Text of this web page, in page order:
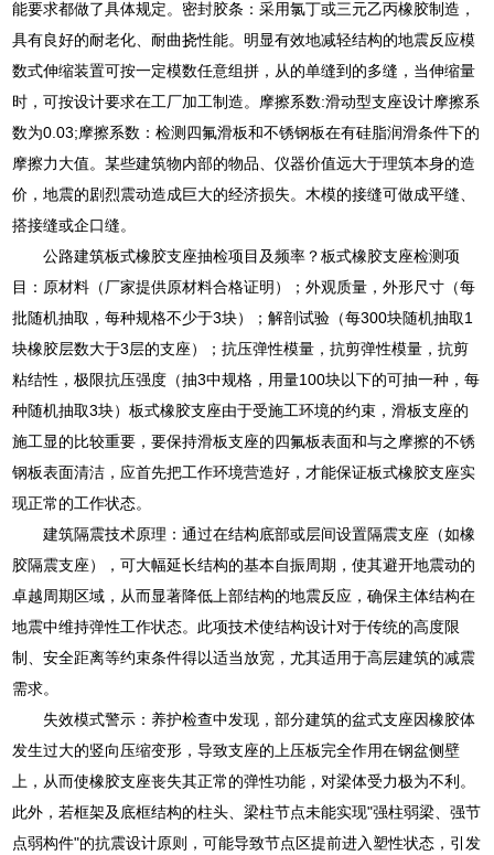
能要求都做了具体规定。密封胶条：采用氯丁或三元乙丙橡胶制造，
具有良好的耐老化、耐曲挠性能。明显有效地减轻结构的地震反应模
数式伸缩装置可按一定模数任意组拼，从的单缝到的多缝，当伸缩量
时，可按设计要求在工厂加工制造。摩擦系数:滑动型支座设计摩擦系
数为0.03;摩擦系数：检测四氟滑板和不锈钢板在有硅脂润滑条件下的
摩擦力大值。某些建筑物内部的物品、仪器价值远大于理筑本身的造
价，地震的剧烈震动造成巨大的经济损失。木模的接缝可做成平缝、
搭接缝或企口缝。
公路建筑板式橡胶支座抽检项目及频率？板式橡胶支座检测项
目：原材料（厂家提供原材料合格证明）；外观质量，外形尺寸（每
批随机抽取，每种规格不少于3块）；解剖试验（每300块随机抽取1
块橡胶层数大于3层的支座）；抗压弹性模量，抗剪弹性模量，抗剪
粘结性，极限抗压强度（抽3中规格，用量100块以下的可抽一种，每
种随机抽取3块）板式橡胶支座由于受施工环境的约束，滑板支座的
施工显的比较重要，要保持滑板支座的四氟板表面和与之摩擦的不锈
钢板表面清洁，应首先把工作环境营造好，才能保证板式橡胶支座实
现正常的工作状态。
建筑隔震技术原理：通过在结构底部或层间设置隔震支座（如橡
胶隔震支座），可大幅延长结构的基本自振周期，使其避开地震动的
卓越周期区域，从而显著降低上部结构的地震反应，确保主体结构在
地震中维持弹性工作状态。此项技术使结构设计对于传统的高度限
制、安全距离等约束条件得以适当放宽，尤其适用于高层建筑的减震
需求。
失效模式警示：养护检查中发现，部分建筑的盆式支座因橡胶体
发生过大的竖向压缩变形，导致支座的上压板完全作用在钢盆侧壁
上，从而使橡胶支座丧失其正常的弹性功能，对梁体受力极为不利。
此外，若框架及底框结构的柱头、梁柱节点未能实现"强柱弱梁、强节
点弱构件"的抗震设计原则，可能导致节点区提前进入塑性状态，引发